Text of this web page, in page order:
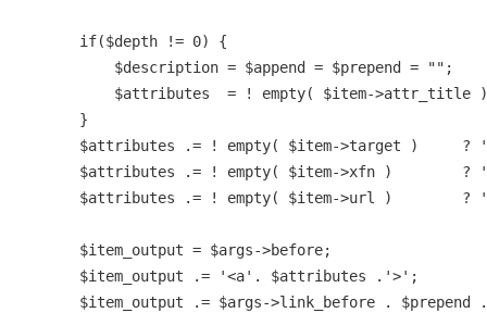
        if($depth != 0) {
            $description = $append = $prepend = "";
$attributes  = ! empty( $item->attr_title
        }
$attributes .= ! empty( $item->target )     ?
$attributes .= ! empty( $item->xfn )        ?
$attributes .= ! empty( $item->url )        ?
        $item_output = $args->before;
        $item_output .= '<a'. $attributes .'>';
$item_output .= $args->link_before . $prepend